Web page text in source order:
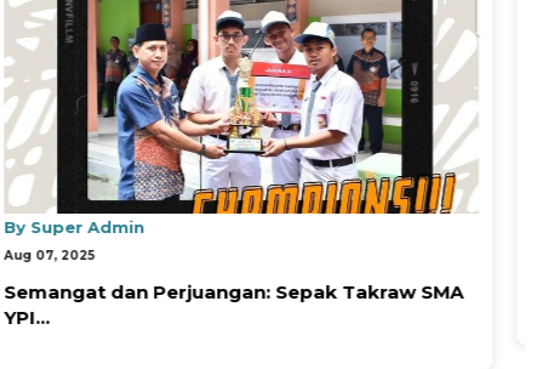
By Super Admin
Aug 07, 2025
Kabel disusun dengan penuh teliti TKJ melaju,...